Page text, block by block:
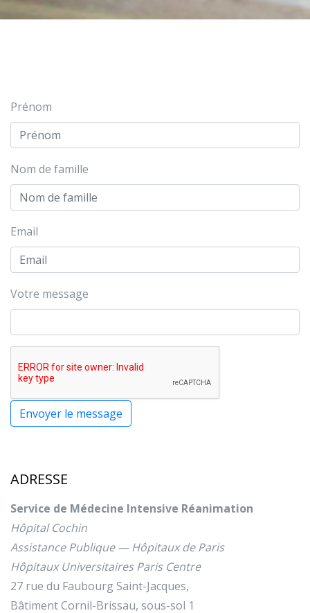
Prénom
Nom de famille
Email
Votre message
Envoyer le message
ADRESSE
Service de Médecine Intensive Réanimation
Hôpital Cochin
Assistance Publique — Hôpitaux de Paris
Hôpitaux Universitaires Paris Centre
27 rue du Faubourg Saint-Jacques,
Bâtiment Cornil-Brissau, sous-sol 1